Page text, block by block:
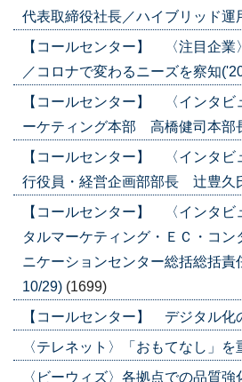
代表取締役社長／ハイブリッド運
【コールセンター】 〈注目企業
／コロナで変わるニーズを察知
【コールセンター】 〈インタ
ーケティング本部 高橋健司本部
【コールセンター】 〈インタ
行役員・経営企画部部長 辻豊久
【コールセンター】 〈インタ
タルマーケティング・ＥＣ・コ
ニケーションセンター総括総括
10/29) (1699)
【コールセンター】 デジタル化
〈テレネット〉「おもてなし」
〈ビーウィズ〉各拠点での品質